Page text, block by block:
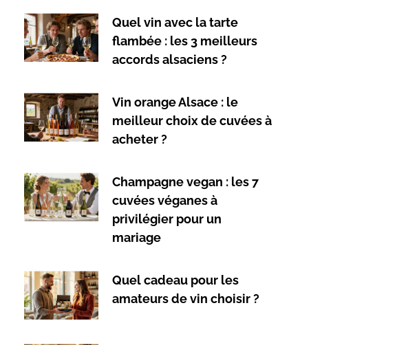
Quel vin avec la tarte
flambée : les 3 meilleurs
accords alsaciens ?
Vin orange Alsace : le
meilleur choix de cuvées à
acheter ?
Champagne vegan : les 7
cuvées véganes à
privilégier pour un
mariage
Quel cadeau pour les
amateurs de vin choisir ?